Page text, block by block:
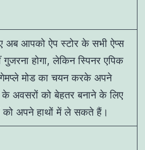
अब आपको ऐप स्टोर के सभी ऐप्स
गुजरना होगा, लेकिन स्पिनर एपिक
मोड का चयन करके अपने
अवसरों को बेहतर बनाने के लिए
को अपने हाथों में ले सकते हैं।